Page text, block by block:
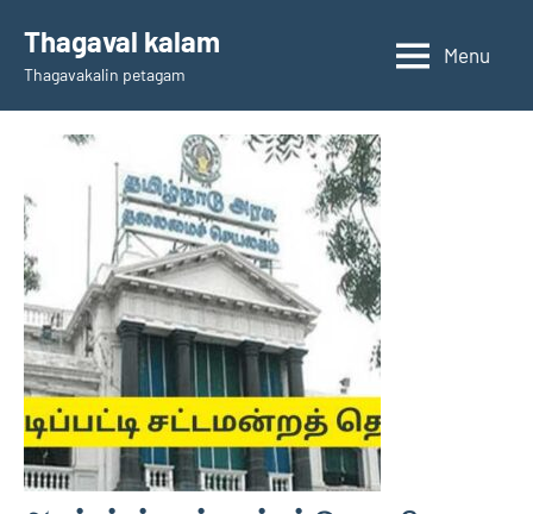
content
Thagaval kalam
Thagavakalin petagam
Menu